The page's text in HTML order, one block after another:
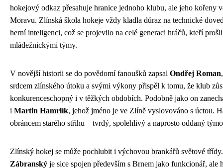
hokejový odkaz přesahuje hranice jednoho klubu, ale jeho kořeny
Moravu. Zlínská škola hokeje vždy kladla důraz na technické
herní inteligenci, což se projevilo na celé generaci hráčů, kteří
mládežnickými týmy.
V novější historii se do povědomí fanoušků zapsal Ondřej Roman
srdcem zlínského útoku a svými výkony přispěl k tomu, že klub
konkurenceschopný i v těžkých obdobích. Podobně jako on
i Martin Hamrlík, jehož jméno je ve Zlíně vyslovováno s úctou.
obráncem starého střihu – tvrdý, spolehlivý a naprosto oddaný
Zlínský hokej se může pochlubit i výchovou brankářů světové
Zábranský je sice spojen především s Brnem jako funkcionář, ale